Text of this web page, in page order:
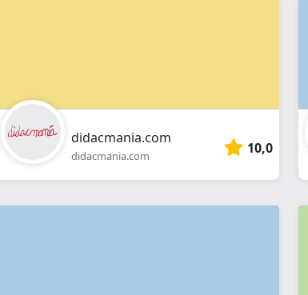
didacmania.com
didacmania.com 10,0